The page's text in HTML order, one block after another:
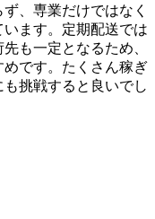
、専業だけではなく
ます。定期配送では
も一定となるため、
です。たくさん稼ぎ
挑戦すると良いでし